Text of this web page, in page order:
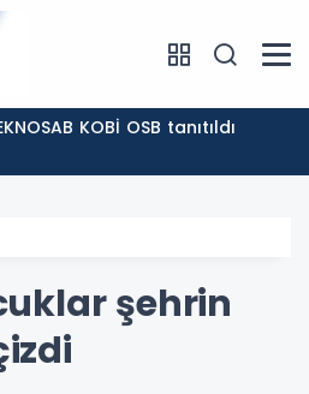
KOBİ OSB tanıtıldı
şehrin